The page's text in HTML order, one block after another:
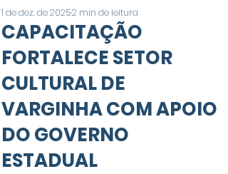
CAPACITAÇÃO
FORTALECE SETOR
CULTURAL DE
VARGINHA COM APOIO
DO GOVERNO
ESTADUAL
1 de dez. de 20252 min de leitura